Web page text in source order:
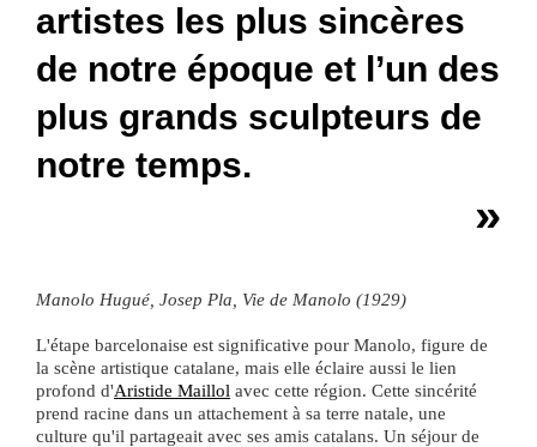
artistes les plus sincères
de notre époque et l’un des
plus grands sculpteurs de
notre temps.
»
Manolo Hugué, Josep Pla, Vie de Manolo (1929)
L'étape barcelonaise est significative pour Manolo, figure de
la scène artistique catalane, mais elle éclaire aussi le lien
profond d'Aristide Maillol avec cette région. Cette sincérité
prend racine dans un attachement à sa terre natale, une
culture qu'il partageait avec ses amis catalans. Un séjour de